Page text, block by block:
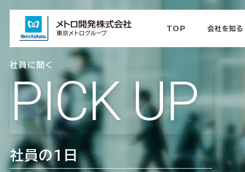
TOP 会社を知る
社員に聞く
PICK UP
社員の1日